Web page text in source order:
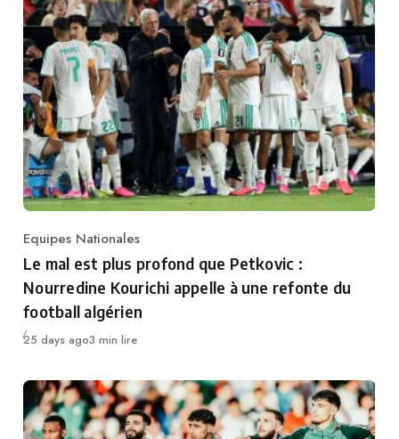
Category
Equipes Nationales
Le mal est plus profond que Petkovic :
Nourredine Kourichi appelle à une refonte du
football algérien
Publié
25 days ago3 min lire